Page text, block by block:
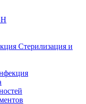
Стерилизация и